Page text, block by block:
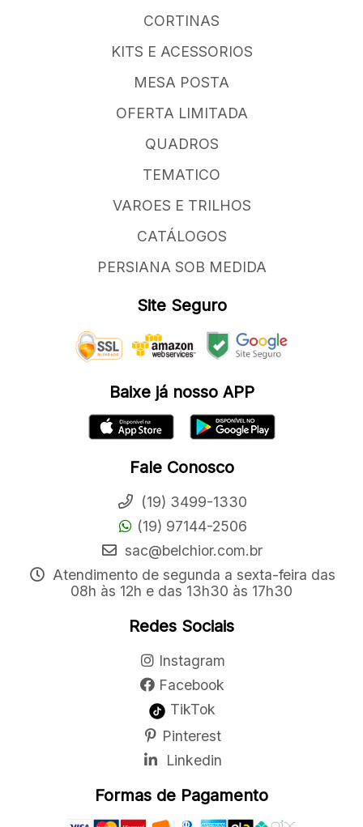
CORTINAS
KITS E ACESSORIOS
MESA POSTA
OFERTA LIMITADA
QUADROS
TEMATICO
VAROES E TRILHOS
CATÁLOGOS
PERSIANA SOB MEDIDA
Site Seguro
Baixe já nosso APP
Fale Conosco
(19) 3499-1330
(19) 97144-2506
sac@belchior.com.br
Atendimento de segunda a sexta-feira das
08h às 12h e das 13h30 às 17h30
Redes Sociais
Instagram
Facebook
TikTok
Pinterest
Linkedin
Formas de Pagamento